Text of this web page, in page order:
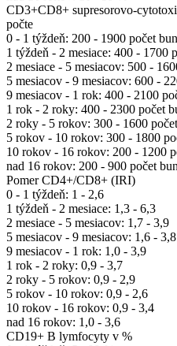
CD3+CD8+ supresorovo-
počte
0 - 1 týždeň: 200 - 1900 počet
1 týždeň - 2 mesiace: 400 - 1700
2 mesiace - 5 mesiacov: 500 -
5 mesiacov - 9 mesiacov: 600 -
9 mesiacov - 1 rok: 400 - 2100
1 rok - 2 roky: 400 - 2300 počet
2 roky - 5 rokov: 300 - 1600
5 rokov - 10 rokov: 300 - 1800
10 rokov - 16 rokov: 200 - 1200
nad 16 rokov: 200 - 900 počet
Pomer CD4+/CD8+ (IRI)
0 - 1 týždeň: 1 - 2,6
1 týždeň - 2 mesiace: 1,3 - 6,3
2 mesiace - 5 mesiacov: 1,7 - 3,9
5 mesiacov - 9 mesiacov: 1,6 - 3,8
9 mesiacov - 1 rok: 1,0 - 3,9
1 rok - 2 roky: 0,9 - 3,7
2 roky - 5 rokov: 0,9 - 2,9
5 rokov - 10 rokov: 0,9 - 2,6
10 rokov - 16 rokov: 0,9 - 3,4
nad 16 rokov: 1,0 - 3,6
CD19+ B lymfocyty v %